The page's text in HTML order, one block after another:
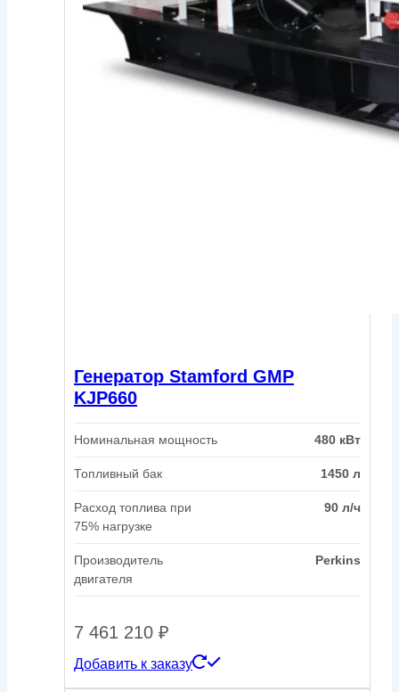
Генератор Stamford GMP
KJP660
Номинальная мощность 480 кВт
Топливный бак 1450 л
Расход топлива при
75% нагрузке
90 л/ч
Производитель
двигателя
Perkins
7 461 210 ₽
Добавить к заказу